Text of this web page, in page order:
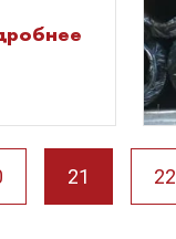
21 22